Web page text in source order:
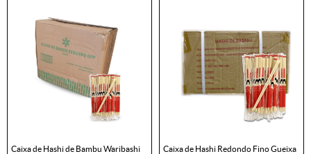
Caixa de Hashi de Bambu Waribashi
Caixa de Hashi Redondo Fino Gueixa